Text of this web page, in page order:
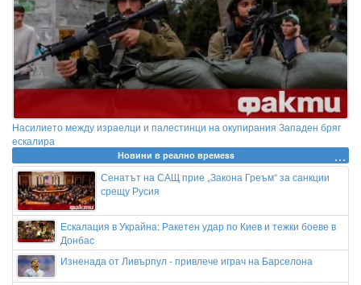
Насилието между израелци и палестинци на окупирания Западен бряг
ескалира
Новини в реално времеss
Сенатът на САЩ прие „Закона Греъм“ за санкции
срещу Русия
Ескалация в Украйна: Ракетен удар по Киев и тежки боеве в
Донбас
Изненада от Ливърпул - привлече играч на Барселона